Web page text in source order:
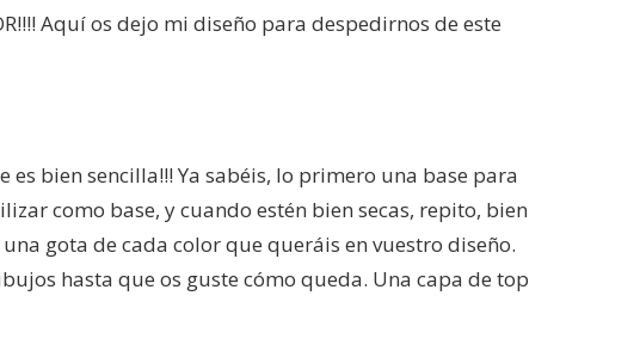
Aquí os dejo mi diseño para despedirnos de este
bien sencilla!!! Ya sabéis, lo primero una base para
como base, y cuando estén bien secas, repito, bien
gota de cada color que queráis en vuestro diseño.
hasta que os guste cómo queda. Una capa de top